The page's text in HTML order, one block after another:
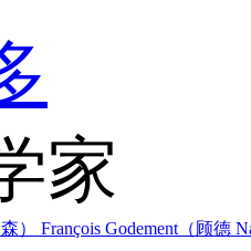
家
） François Godement（顾德